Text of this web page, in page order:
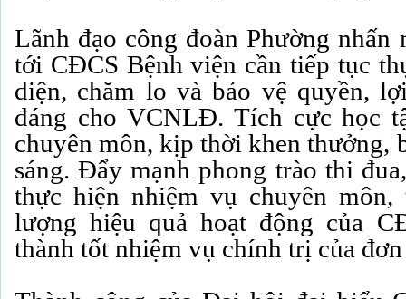
Lãnh đạo công đoàn Phường nhấn
tới CĐCS Bệnh viện cần tiếp tục
diện, chăm lo và bảo vệ quyền,
đáng cho VCNLĐ. Tích cực học
chuyên môn, kịp thời khen thưởng,
sáng. Đẩy mạnh phong trào thi
thực hiện nhiệm vụ chuyên
lượng hiệu quả hoạt động của
thành tốt nhiệm vụ chính trị của